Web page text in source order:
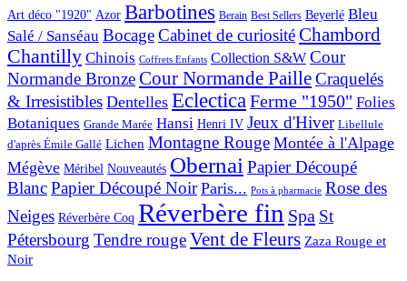
Art déco "1920" Azor Barbotines Berain Best Sellers Beyerlé Bleu
Salé / Sanséau BocageCabinet de curiositéChambord
Chantilly Chinois Coffrets Enfants Collection S&W Cour
Normande BronzeCour Normande PailleCraquelés
& Irresistibles Dentelles EclecticaFerme "1950" Folies
Botaniques Grande Marée Hansi Henri IV Jeux d'Hiver Libellule
d'après Émile Gallé Lichen Montagne Rouge Montée à l'Alpage
Mégève Méribel Nouveautés ObernaiPapier Découpé
BlancPapier Découpé Noir Paris... Pots à pharmacie Rose des
Neiges Réverbère Coq Réverbère fin Spa St
Pétersbourg Tendre rougeVent de Fleurs Zaza Rouge et
Noir